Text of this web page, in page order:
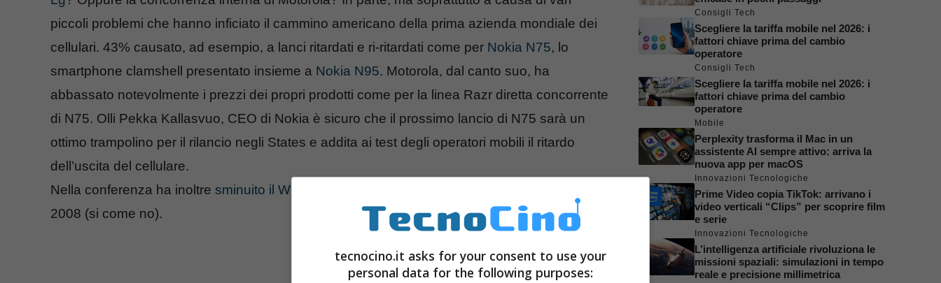
piccoli problemi che hanno inficiato il cammino americano della prima azienda mondiale dei
cellulari. 43% causato, ad esempio, a lanci ritardati e ri-ritardati come per Nokia N75, lo
smartphone clamshell presentato insieme a Nokia N95. Motorola, dal canto suo, ha
abbassato notevolmente i prezzi dei propri prodotti come per la linea Razr diretta concorrente
di N75. Olli Pekka Kallasvuo, CEO di Nokia è sicuro che il prossimo lancio di N75 sarà un
ottimo trampolino per il rilancio negli States e addita ai test degli operatori mobili il ritardo
dell’uscita del cellulare.
Nella conferenza ha inoltre sminuito il WiMax
2008 (si come no).
Consigli Tech
Scegliere la tariffa mobile nel 2026: i
fattori chiave prima del cambio
operatore
Consigli Tech
Scegliere la tariffa mobile nel 2026: i
fattori chiave prima del cambio
operatore
Mobile
Perplexity trasforma il Mac in un
assistente AI sempre attivo: arriva la
nuova app per macOS
Innovazioni Tecnologiche
Prime Video copia TikTok: arrivano i
video verticali “Clips” per scoprire film
e serie
Innovazioni Tecnologiche
L’intelligenza artificiale rivoluziona le
missioni spaziali: simulazioni in tempo
reale e precisione millimetrica
tecnocino.it asks for your consent to use your
personal data for the following purposes: